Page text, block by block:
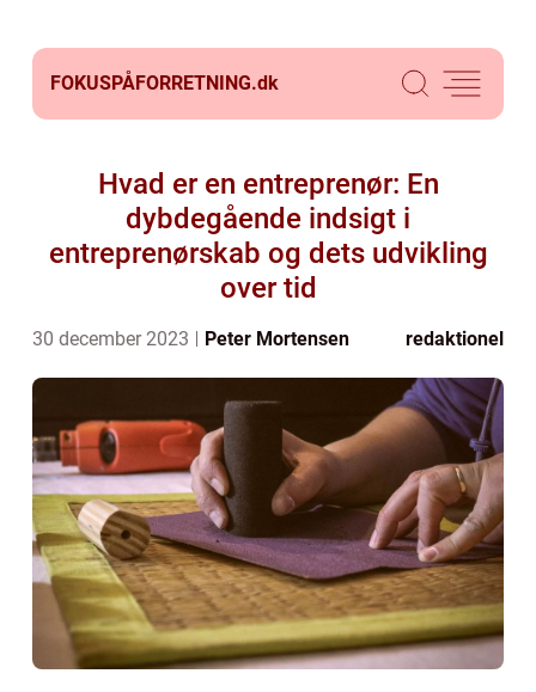
FOKUSPÅFORRETNING.dk
Hvad er en entreprenør: En
dybdegående indsigt i
entreprenørskab og dets udvikling
over tid
30 december 2023 Peter Mortensen redaktionel